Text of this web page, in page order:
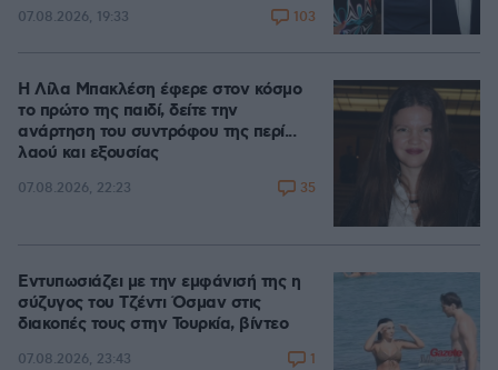
07.08.2026, 19:33 103
Η Λίλα Μπακλέση έφερε στον κόσμο
το πρώτο της παιδί, δείτε την
ανάρτηση του συντρόφου της περί...
λαού και εξουσίας
07.08.2026, 22:23 35
Εντυπωσιάζει με την εμφάνισή της η
σύζυγος του Τζέντι Όσμαν στις
διακοπές τους στην Τουρκία, βίντεο
07.08.2026, 23:43 1